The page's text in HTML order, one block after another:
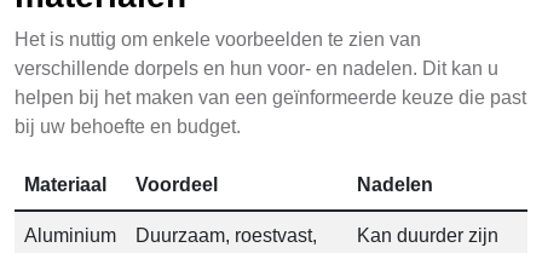
Het is nuttig om enkele voorbeelden te zien van
verschillende dorpels en hun voor- en nadelen. Dit kan u
helpen bij het maken van een geïnformeerde keuze die past
bij uw behoefte en budget.
Materiaal Voordeel Nadelen
Aluminium
Duurzaam, roestvast,
Kan duurder zijn